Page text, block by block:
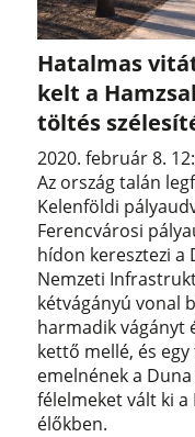
Hatalmas
kelt a
töltés
2020. február 8.
Az ország talán
Kelenföldi
Ferencvárosi
hídon keresztezi a
Nemzeti
kétvágányú vonal
harmadik vágányt
kettő mellé, és
emelnének a
félelmeket vált ki
élőkben.